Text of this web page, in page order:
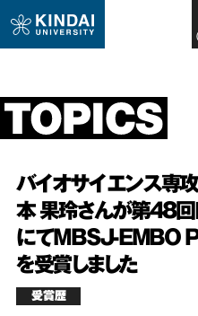
バイオサイエンス専
本 果玲さんが第48
にてMBSJ-EMBO
を受賞しました
受賞歴